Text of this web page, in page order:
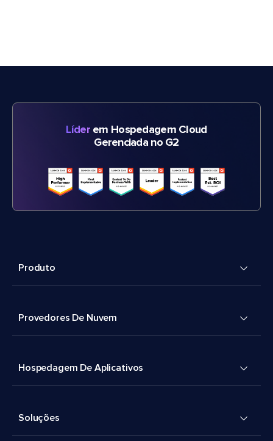
Líderem Hospedagem Cloud
Gerenciada no G2
Produto
Provedores De Nuvem
Hospedagem De Aplicativos
Soluções